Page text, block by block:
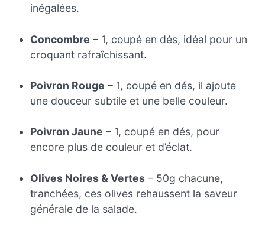
inégalées.
Concombre – 1, coupé en dés, idéal pour un
croquant rafraîchissant.
Poivron Rouge – 1, coupé en dés, il ajoute
une douceur subtile et une belle couleur.
Poivron Jaune – 1, coupé en dés, pour
encore plus de couleur et d’éclat.
Olives Noires & Vertes – 50g chacune,
tranchées, ces olives rehaussent la saveur
générale de la salade.